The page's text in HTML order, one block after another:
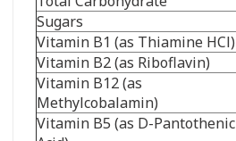
Sugars
Vitamin B1 (as Thiamine HCl)
Vitamin B2 (as Riboflavin)
Vitamin B12 (as
Methylcobalamin)
Vitamin B5 (as D-Pantothenic